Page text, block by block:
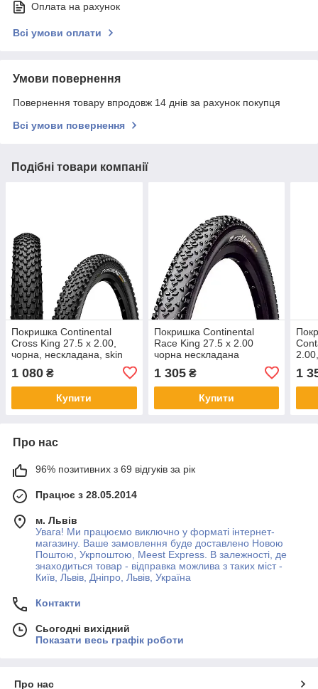
Оплата на рахунок
Всі умови оплати
Умови повернення
Повернення товару впродовж 14 днів за рахунок покупця
Всі умови повернення
Подібні товари компанії
Покришка Continental
Cross King 27.5 x 2.00,
чорна, нескладана, skin
1 080 ₴
Купити
Покришка Continental
Race King 27.5 x 2.00
чорна нескладана
1 305₴
Купити
1
Про нас
96% позитивних з 69 відгуків за рік
Працює з 28.05.2014
м. Львів
Увага! Ми працюємо виключно у форматі інтернет-
магазину. Ваше замовлення буде доставлено Новою
Поштою, Укрпоштою, Meest Express. В залежності, де
знаходиться товар - відправка можлива з таких міст -
Київ, Львів, Дніпро, Львів, Україна
Контакти
Сьогодні вихідний
Показати весь графік роботи
Про нас